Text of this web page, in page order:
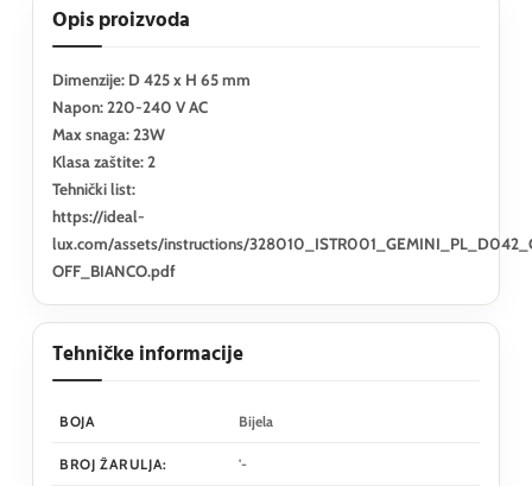
Opis proizvoda
Dimenzije: D 425 x H 65 mm
Napon: 220-240 V AC
Max snaga: 23W
Klasa zaštite: 2
Tehnički list:
https://ideal-
lux.com/assets/instructions/
OFF_BIANCO.pdf
Tehničke informacije
BOJA Bijela
BROJ ŽARULJA: '-